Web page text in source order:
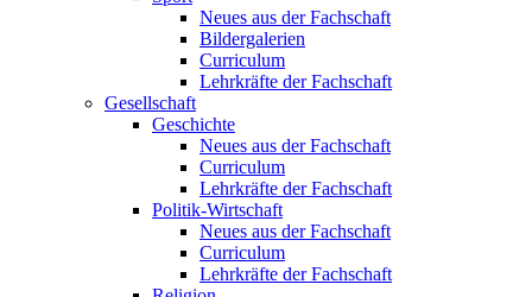
Neues aus der Fachschaft
Bildergalerien
Curriculum
Lehrkräfte der Fachschaft
Gesellschaft
Geschichte
Neues aus der Fachschaft
Curriculum
Lehrkräfte der Fachschaft
Politik-Wirtschaft
Neues aus der Fachschaft
Curriculum
Lehrkräfte der Fachschaft